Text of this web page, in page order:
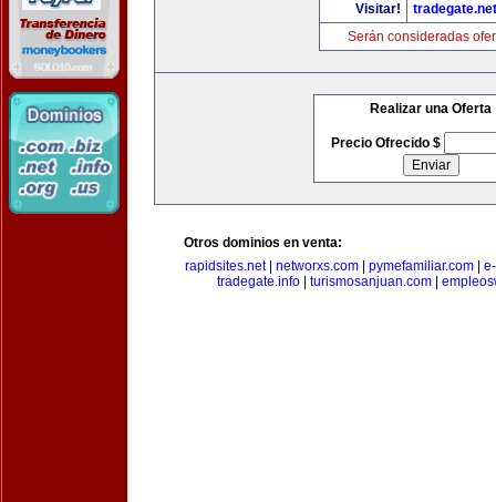
Visitar!
tradegate.net
Serán consideradas
Realizar una Oferta
Precio Ofrecido $
Otros dominios en venta:
rapidsites.net| networxs.com| pymefamiliar.com|
tradegate.info| turismosanjuan.com|